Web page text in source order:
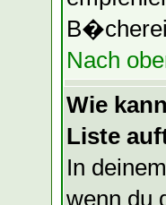
Nach
Wie
Liste
In
wenn du